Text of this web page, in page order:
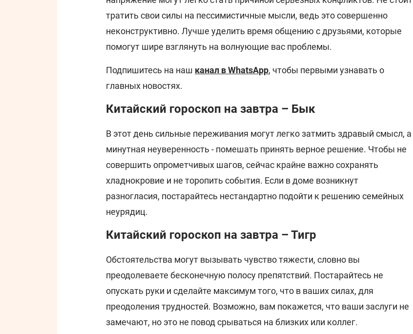
тратить свои силы на пессимистичные мысли, ведь это совершенно
неконструктивно. Лучше уделить время общению с друзьями, которые
помогут шире взглянуть на волнующие вас проблемы.
Подпишитесь на наш канал в WhatsApp, чтобы первыми узнавать о
главных новостях.
Китайский гороскоп на завтра – Бык
В этот день сильные переживания могут легко затмить здравый смысл, а
минутная неуверенность - помешать принять верное решение. Чтобы не
совершить опрометчивых шагов, сейчас крайне важно сохранять
хладнокровие и не торопить события. Если в доме возникнут
разногласия, постарайтесь нестандартно подойти к решению семейных
неурядиц.
Китайский гороскоп на завтра – Тигр
Обстоятельства могут вызывать чувство тяжести, словно вы
преодолеваете бесконечную полосу препятствий. Постарайтесь не
опускать руки и сделайте максимум того, что в ваших силах, для
преодоления трудностей. Возможно, вам покажется, что ваши заслуги не
замечают, но это не повод срываться на близких или коллег.